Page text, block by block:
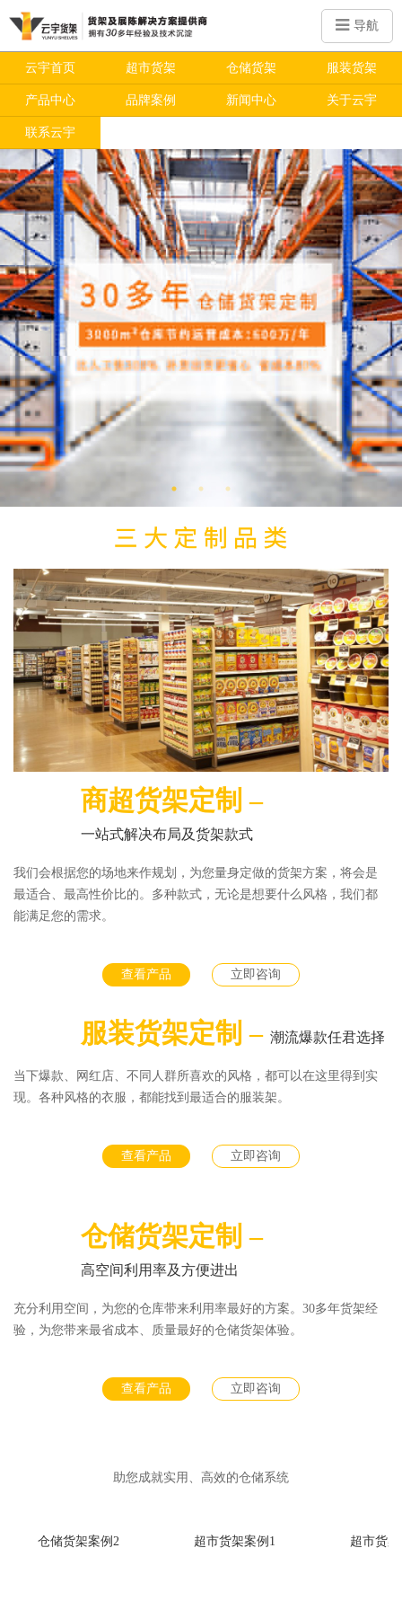
导航
云宇首页 超市货架 仓储货架 服装货架
产品中心 品牌案例 新闻中心 关于云宇
联系云宇
商超货架定制 –
一站式解决布局及货架款式
我们会根据您的场地来作规划，为您量身定做的货架方案，将会是
最适合、最高性价比的。多种款式，无论是想要什么风格，我们都
能满足您的需求。
查看产品 立即咨询
服装货架定制 – 潮流爆款任君选择
当下爆款、网红店、不同人群所喜欢的风格，都可以在这里得到实
现。各种风格的衣服，都能找到最适合的服装架。
查看产品 立即咨询
仓储货架定制 –
高空间利用率及方便进出
充分利用空间，为您的仓库带来利用率最好的方案。30多年货架经
验，为您带来最省成本、质量最好的仓储货架体验。
查看产品 立即咨询
助您成就实用、高效的仓储系统
仓储货架案例2 超市货架案例1 超市货架案